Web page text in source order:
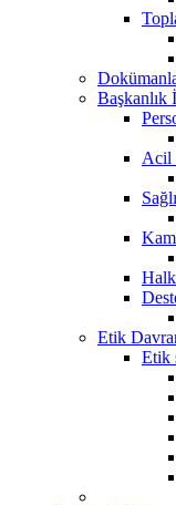
Başkanlık
Acil
Halk
Etik
Etik